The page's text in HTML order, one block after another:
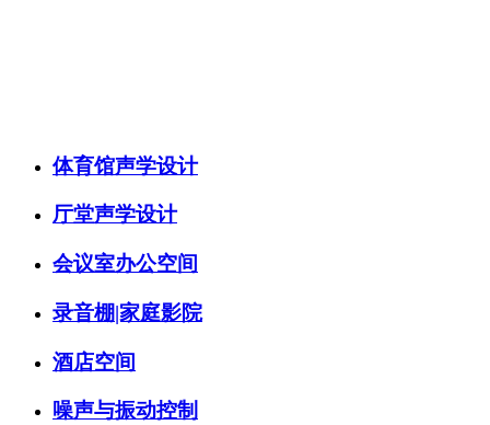
体育馆声学设计
厅堂声学设计
会议室办公空间
录音棚|家庭影院
酒店空间
噪声与振动控制